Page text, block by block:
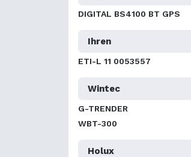
DIGITAL BS4100 BT GPS
Ihren
ETI-L 11 0053557
Wintec
G-TRENDER
WBT-300
Holux